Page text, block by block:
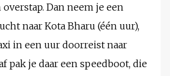
Dan neem je een
naar Kota Bharu (één uur),
in een uur doorreist naar
pak je daar een speedboot, die